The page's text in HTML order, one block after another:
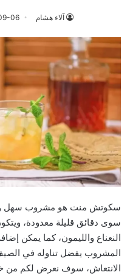
آلاء هشام 06
سكوتش منت هو مشروب سهل
سوى دقائق قليلة معدودة،
النعناع والليمون، كما يمكن
المشروب يفضل تناوله في
الانتعاش، سوف نعرض لكم من